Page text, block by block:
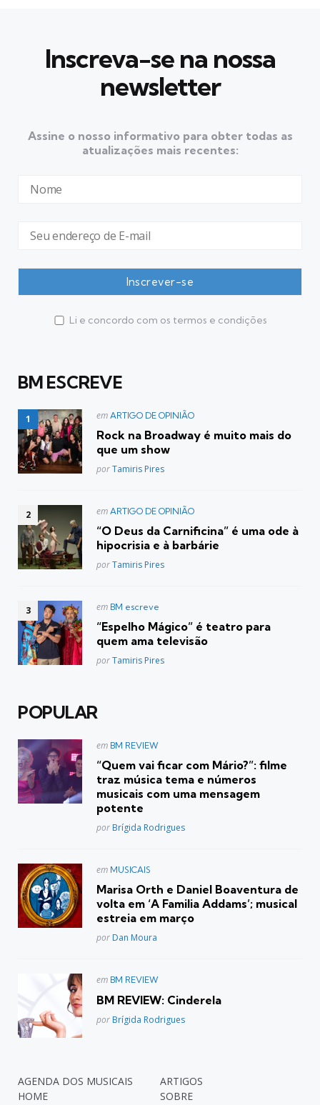
Inscreva-se na nossa
newsletter
Assine o nosso informativo para obter todas as
atualizações mais recentes:
Li e concordo com os termos e condições
BM ESCREVE
Postado
em ARTIGO DE OPINIÃO
Rock na Broadway é muito mais do
que um show
Posted
porTamiris Pires
Postado
em ARTIGO DE OPINIÃO
“O Deus da Carnificina” é uma ode à
hipocrisia e à barbárie
Posted
porTamiris Pires
Postado
em BM escreve
“Espelho Mágico” é teatro para
quem ama televisão
Posted
porTamiris Pires
POPULAR
Postado
em BM REVIEW
“Quem vai ficar com Mário?”: filme
traz música tema e números
musicais com uma mensagem
potente
Posted
por Brígida Rodrigues
Postado
em MUSICAIS
Marisa Orth e Daniel Boaventura de
volta em ‘A Familia Addams’; musical
estreia em março
Posted
por Dan Moura
Postado
em BM REVIEW
BM REVIEW: Cinderela
Posted
por Brígida Rodrigues
AGENDA DOS MUSICAIS
ARTIGOS
HOME
SOBRE